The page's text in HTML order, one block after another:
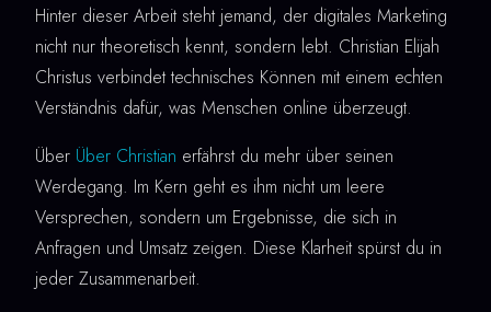
Hinter dieser Arbeit steht jemand, der digitales Marketing
nicht nur theoretisch kennt, sondern lebt. Christian Elijah
Christus verbindet technisches Können mit einem echten
Verständnis dafür, was Menschen online überzeugt.
Über Über Christian erfährst du mehr über seinen
Werdegang. Im Kern geht es ihm nicht um leere
Versprechen, sondern um Ergebnisse, die sich in
Anfragen und Umsatz zeigen. Diese Klarheit spürst du in
jeder Zusammenarbeit.